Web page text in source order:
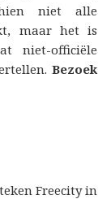
niet alle
maar het is
niet-officiële
Bezoek
Freecity in